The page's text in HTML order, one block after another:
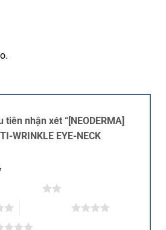
nhận xét “[NEODERMA]
WRINKLE EYE-NECK